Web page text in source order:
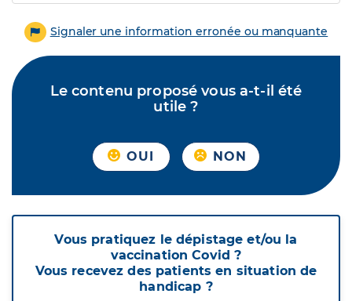
Signaler une information erronée ou manquante
Le contenu proposé vous a-t-il été
utile ?
OUI NON
Vous pratiquez le dépistage et/ou la
vaccination Covid ?
Vous recevez des patients en situation de
handicap ?